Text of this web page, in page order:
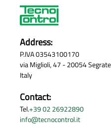
Address:
P.IVA 03543100170
via Miglioli, 47 - 20054
Italy
Contact:
Tel.+39 02 26922890
info@tecnocontrol.it